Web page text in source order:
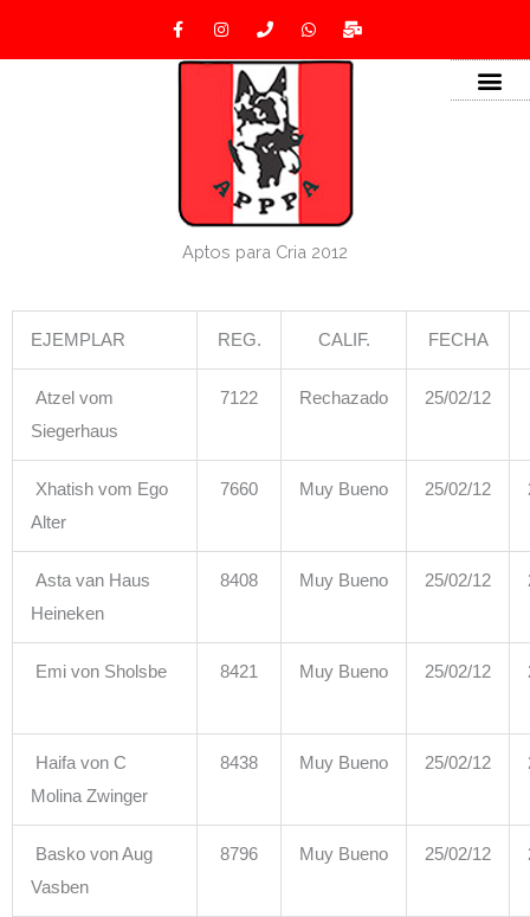
F
a
e
b
I
n
t
m
P
h
n
e
W
h
t
M
a
l
Aptos para Cria 2012
EJEMPLAR REG. CALIF. FECHA
Atzel vom
Siegerhaus
7122 Rechazado 25/02/12
Xhatish vom Ego
Alter
7660 Muy Bueno 25/02/12
Asta van Haus
Heineken
8408 Muy Bueno 25/02/12
Emi von Sholsbe 8421 Muy Bueno 25/02/12
Haifa von C
Molina Zwinger
8438 Muy Bueno 25/02/12
Basko von Aug
Vasben
8796 Muy Bueno 25/02/12